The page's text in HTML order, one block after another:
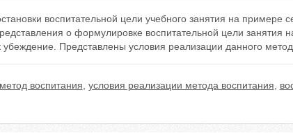
воспитательной цели учебного занятия на примере
о формулировке воспитательной цели занятия
убеждение. Представлены условия реализации данного
метод воспитания условия реализации метода воспитания